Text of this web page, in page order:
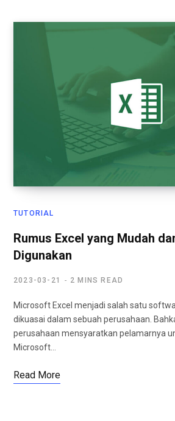
TUTORIAL
Rumus Excel yang Mudah
Digunakan
2023-03-21 2 MINS READ
Microsoft Excel menjadi salah satu
dikuasai dalam sebuah perusahaan.
perusahaan mensyaratkan pelamarnya
Microsoft…
Read More